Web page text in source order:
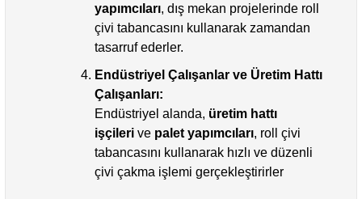
yapımcıları, dış mekan projelerinde roll
çivi tabancasını kullanarak zamandan
tasarruf ederler.
Endüstriyel Çalışanlar ve Üretim Hattı
Çalışanları:
Endüstriyel alanda, üretim hattı
işçileri ve palet yapımcıları, roll çivi
tabancasını kullanarak hızlı ve düzenli
çivi çakma işlemi gerçekleştirirler